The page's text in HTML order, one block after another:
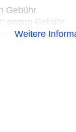
Gebühr
gegen Gebühr
Weitere